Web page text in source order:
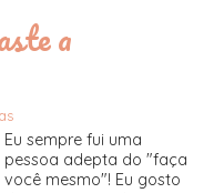
a
Eu sempre fui uma
pessoa adepta do "faça
você mesmo"! Eu gosto